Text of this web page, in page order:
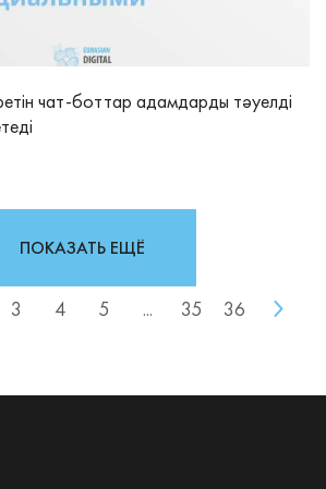
чат‑боттар адамдарды тәуелді
3 4 5 ... 35 36
ПОКАЗАТЬ ЕЩЁ